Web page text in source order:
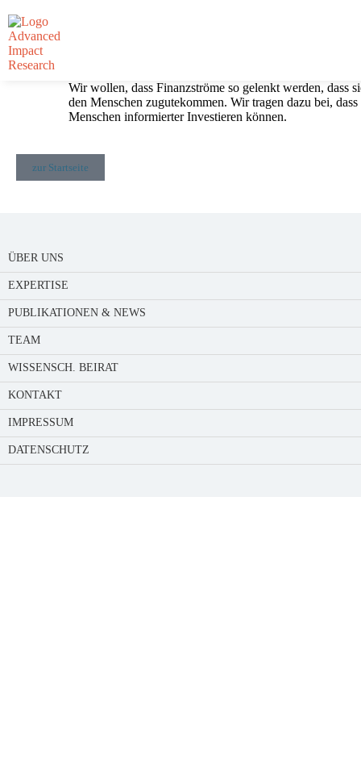
ÜBER UNS
PUBLIKATIONEN & NEWS
WISSENSCH. BEIRAT
Wir wollen, dass Finanzströme so gelenkt werden, dass
den Menschen zugutekommen. Wir tragen dazu bei, dass
Menschen informierter Investieren können.
zur Startseite
ÜBER UNS
EXPERTISE
PUBLIKATIONEN & NEWS
TEAM
WISSENSCH. BEIRAT
KONTAKT
IMPRESSUM
DATENSCHUTZ